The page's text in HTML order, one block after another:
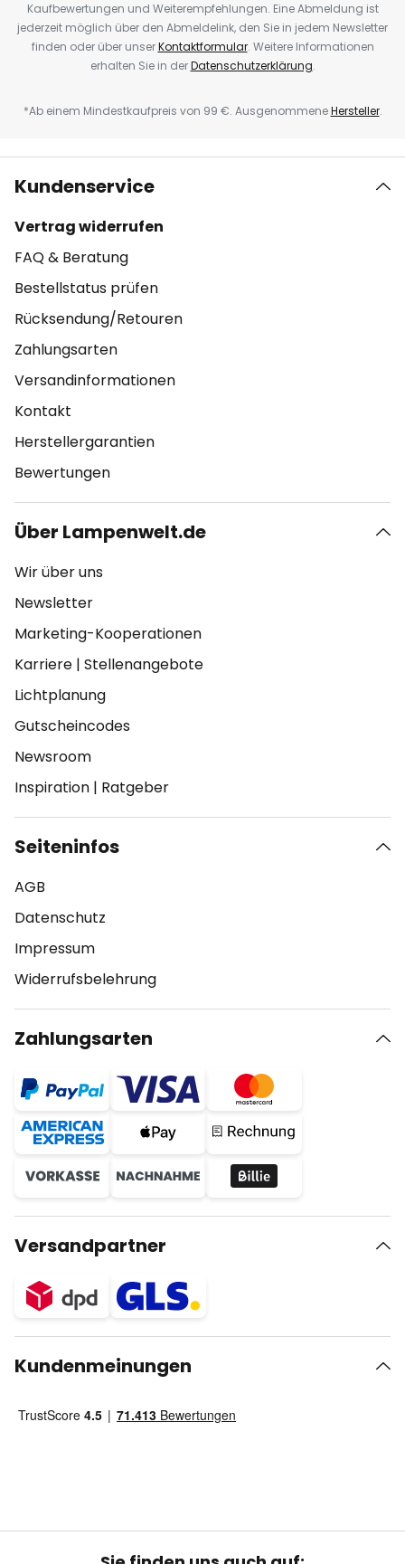
Kaufbewertungen und Weiterempfehlungen. Eine Abmeldung ist
jederzeit möglich über den Abmeldelink, den Sie in jedem Newsletter
finden oder über unserKontaktformular. Weitere Informationen
erhalten Sie in derDatenschutzerklärung.
*Ab einem Mindestkaufpreis von 99 €. AusgenommeneHersteller.
Kundenservice
Vertrag widerrufen
FAQ & Beratung
Bestellstatus prüfen
Rücksendung/Retouren
Zahlungsarten
Versandinformationen
Kontakt
Herstellergarantien
Bewertungen
Über Lampenwelt.de
Wir über uns
Newsletter
Marketing-Kooperationen
Karriere | Stellenangebote
Lichtplanung
Gutscheincodes
Newsroom
Inspiration | Ratgeber
Seiteninfos
AGB
Datenschutz
Impressum
Widerrufsbelehrung
Zahlungsarten
Versandpartner
Kundenmeinungen